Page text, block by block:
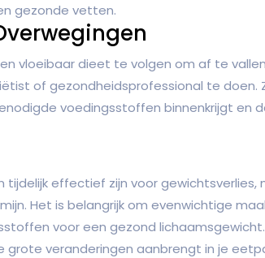
gezonde vetten.
vloeibaar dieet te volgen om af te
of gezondheidsprofessional te doen.
voedingsstoffen binnenkrijgt en
tijdelijk effectief zijn voor
Het is belangrijk om evenwichtige
voor een gezond
grote veranderingen aanbrengt in je